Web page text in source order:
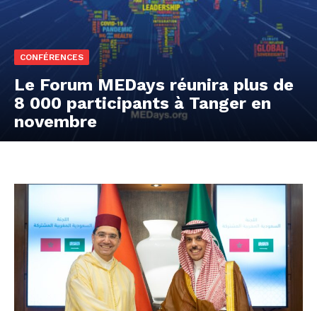
CONFÉRENCES
Le Forum MEDays réunira plus de
8 000 participants à Tanger en
novembre